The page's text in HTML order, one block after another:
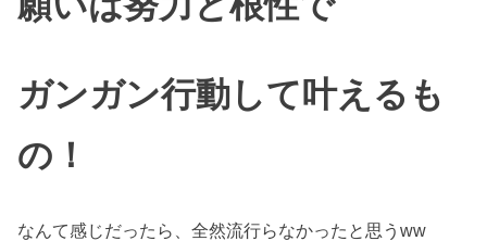
ガンガン行動して叶えるも
の！
なんて感じだったら、全然流行らなかったと思うww